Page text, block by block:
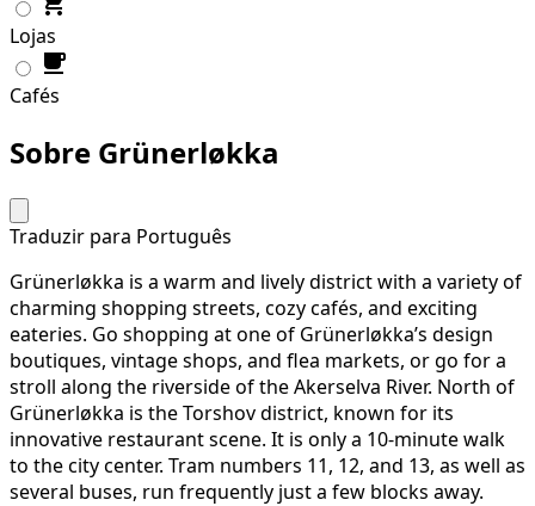
Lojas
Cafés
Sobre Grünerløkka
Traduzir para Português
Grünerløkka is a warm and lively district with a variety of
charming shopping streets, cozy cafés, and exciting
eateries. Go shopping at one of Grünerløkka’s design
boutiques, vintage shops, and flea markets, or go for a
stroll along the riverside of the Akerselva River. North of
Grünerløkka is the Torshov district, known for its
innovative restaurant scene. It is only a 10-minute walk
to the city center. Tram numbers 11, 12, and 13, as well as
several buses, run frequently just a few blocks away.